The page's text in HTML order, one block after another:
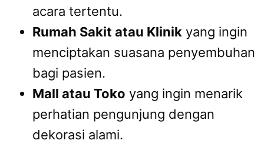
acara tertentu.
Rumah Sakit atau Klinik yang ingin
menciptakan suasana penyembuhan
bagi pasien.
Mall atau Toko yang ingin menarik
perhatian pengunjung dengan
dekorasi alami.